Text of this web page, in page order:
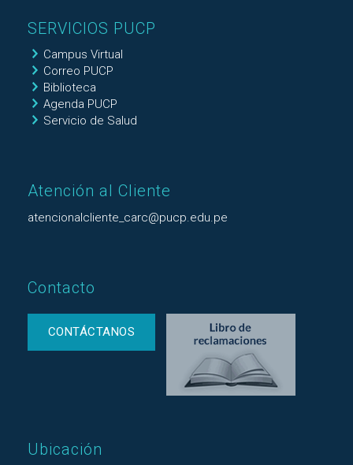
SERVICIOS PUCP
Campus Virtual
Correo PUCP
Biblioteca
Agenda PUCP
Servicio de Salud
Atención al Cliente
atencionalcliente_carc@pucp.edu.pe
Contacto
CONTÁCTANOS
Ubicación